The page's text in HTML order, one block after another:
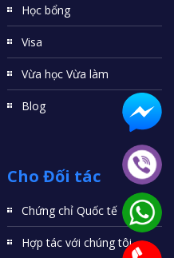
Học bổng
Visa
Vừa học Vừa làm
Blog
Cho Đối tác
Chứng chỉ Quốc tế
Hợp tác với chúng tôi